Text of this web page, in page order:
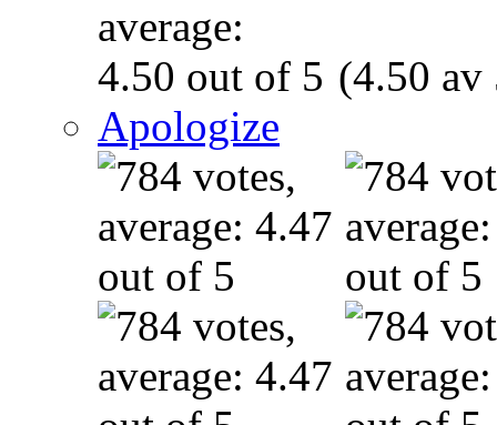
(4.50 av
Apologize